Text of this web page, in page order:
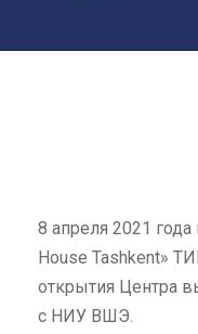
8 апреля 2021
House Tashkent»
открытия Центра
с НИУ ВШЭ.